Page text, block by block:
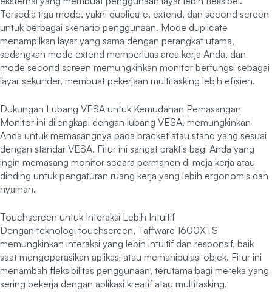
Tersedia tiga mode, yakni duplicate, extend, dan second screen
untuk berbagai skenario penggunaan. Mode duplicate
menampilkan layar yang sama dengan perangkat utama,
sedangkan mode extend memperluas area kerja Anda, dan
mode second screen memungkinkan monitor berfungsi sebagai
layar sekunder, membuat pekerjaan multitasking lebih efisien.
Dukungan Lubang VESA untuk Kemudahan Pemasangan
Monitor ini dilengkapi dengan lubang VESA, memungkinkan
Anda untuk memasangnya pada bracket atau stand yang sesuai
dengan standar VESA. Fitur ini sangat praktis bagi Anda yang
ingin memasang monitor secara permanen di meja kerja atau
dinding untuk pengaturan ruang kerja yang lebih ergonomis dan
nyaman.
Touchscreen untuk Interaksi Lebih Intuitif
Dengan teknologi touchscreen, Taffware 1600XTS
memungkinkan interaksi yang lebih intuitif dan responsif, baik
saat mengoperasikan aplikasi atau memanipulasi objek. Fitur ini
menambah fleksibilitas penggunaan, terutama bagi mereka yang
sering bekerja dengan aplikasi kreatif atau multitasking.